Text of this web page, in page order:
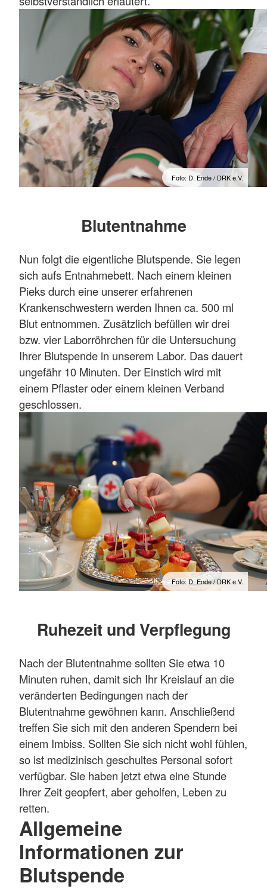
Foto: D. Ende / DRK e.V.
Blutentnahme
Nun folgt die eigentliche Blutspende. Sie legen
sich aufs Entnahmebett. Nach einem kleinen
Pieks durch eine unserer erfahrenen
Krankenschwestern werden Ihnen ca. 500 ml
Blut entnommen. Zusätzlich befüllen wir drei
bzw. vier Laborröhrchen für die Untersuchung
Ihrer Blutspende in unserem Labor. Das dauert
ungefähr 10 Minuten. Der Einstich wird mit
einem Pflaster oder einem kleinen Verband
geschlossen.
Foto: D. Ende / DRK e.V.
Ruhezeit und Verpflegung
Nach der Blutentnahme sollten Sie etwa 10
Minuten ruhen, damit sich Ihr Kreislauf an die
veränderten Bedingungen nach der
Blutentnahme gewöhnen kann. Anschließend
treffen Sie sich mit den anderen Spendern bei
einem Imbiss. Sollten Sie sich nicht wohl fühlen,
so ist medizinisch geschultes Personal sofort
verfügbar. Sie haben jetzt etwa eine Stunde
Ihrer Zeit geopfert, aber geholfen, Leben zu
retten.
Allgemeine
Informationen zur
Blutspende